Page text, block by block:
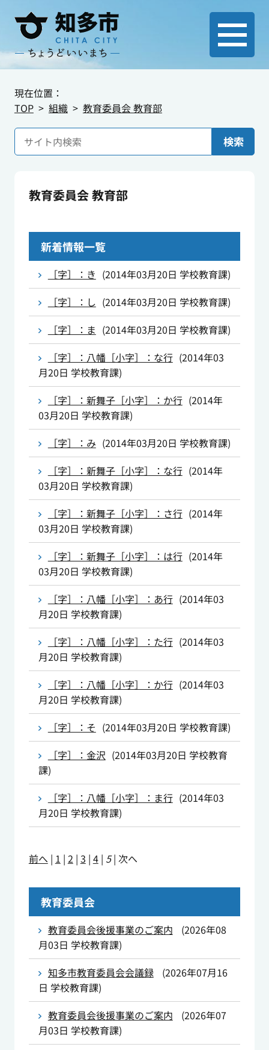
現在位置：
TOP
組織 教育委員会 教育部
検索
教育委員会 教育部
新着情報一覧
［字］：き (2014年03月20日 学校教育課)
［字］：し (2014年03月20日 学校教育課)
［字］：ま (2014年03月20日 学校教育課)
［字］：八幡［小字］：な行 (2014年03
月20日 学校教育課)
［字］：新舞子［小字］：か行 (2014年
03月20日 学校教育課)
［字］：み (2014年03月20日 学校教育課)
［字］：新舞子［小字］：な行 (2014年
03月20日 学校教育課)
［字］：新舞子［小字］：さ行 (2014年
03月20日 学校教育課)
［字］：新舞子［小字］：は行 (2014年
03月20日 学校教育課)
［字］：八幡［小字］：あ行 (2014年03
月20日 学校教育課)
［字］：八幡［小字］：た行 (2014年03
月20日 学校教育課)
［字］：八幡［小字］：か行 (2014年03
月20日 学校教育課)
［字］：そ (2014年03月20日 学校教育課)
［字］：金沢 (2014年03月20日 学校教育
課)
［字］：八幡［小字］：ま行 (2014年03
月20日 学校教育課)
前へ | 1 | 2 | 3 | 4| 5| 次へ
教育委員会
教育委員会後援事業のご案内 (2026年08
月03日 学校教育課)
知多市教育委員会会議録
(2026年07月16
日 学校教育課)
教育委員会後援事業のご案内
(2026年07
月03日 学校教育課)